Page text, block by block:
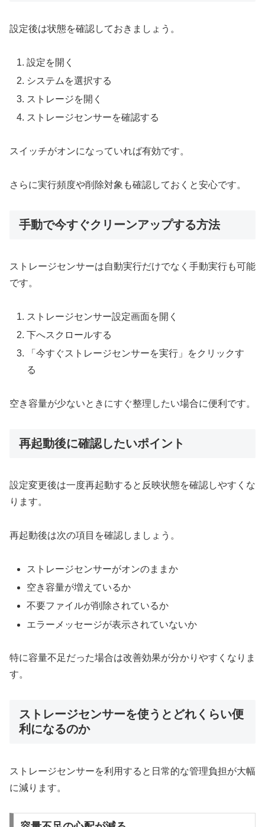
設定後は状態を確認しておきましょう。
設定を開く
システムを選択する
ストレージを開く
ストレージセンサーを確認する
スイッチがオンになっていれば有効です。
さらに実行頻度や削除対象も確認しておくと安心です。
手動で今すぐクリーンアップする方法
ストレージセンサーは自動実行だけでなく手動実行も可能
です。
ストレージセンサー設定画面を開く
下へスクロールする
「今すぐストレージセンサーを実行」をクリックす
る
空き容量が少ないときにすぐ整理したい場合に便利です。
再起動後に確認したいポイント
設定変更後は一度再起動すると反映状態を確認しやすくな
ります。
再起動後は次の項目を確認しましょう。
ストレージセンサーがオンのままか
空き容量が増えているか
不要ファイルが削除されているか
エラーメッセージが表示されていないか
特に容量不足だった場合は改善効果が分かりやすくなりま
す。
ストレージセンサーを使うとどれくらい便
利になるのか
ストレージセンサーを利用すると日常的な管理負担が大幅
に減ります。